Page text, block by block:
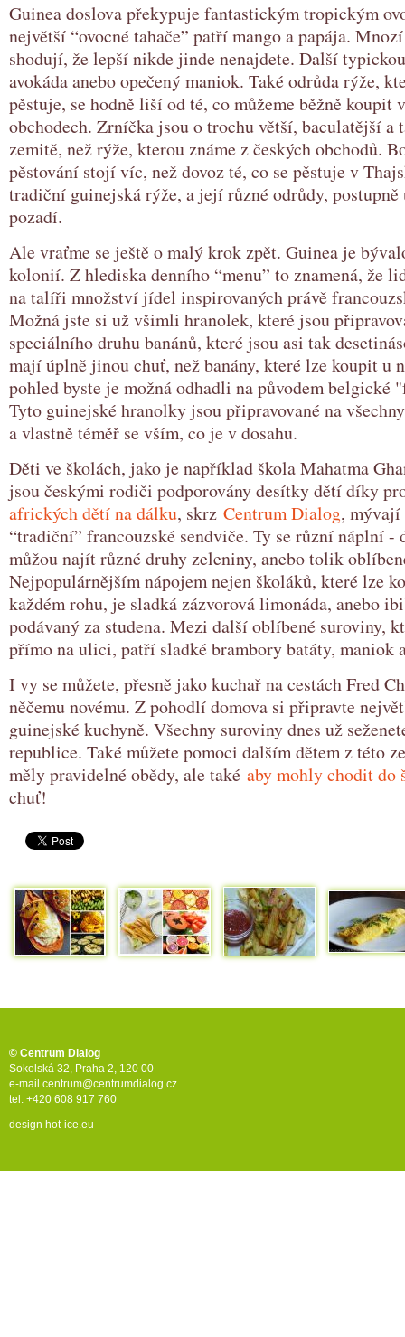
Guinea doslova překypuje fantastickým tropickým
největší “ovocné tahače” patří mango a papája.
shodují, že lepší nikde jinde nenajdete. Další
avokáda anebo opečený maniok. Také odrůda rýže,
pěstuje, se hodně liší od té, co můžeme běžně koupit
obchodech. Zrníčka jsou o trochu větší, baculatější a
zemitě, než rýže, kterou známe z českých obchodů.
pěstování stojí víc, než dovoz té, co se pěstuje v
tradiční guinejská rýže, a její různé odrůdy, postupně
pozadí.
Ale vraťme se ještě o malý krok zpět. Guinea je
kolonií. Z hlediska denního “menu” to znamená, že
na talíři množství jídel inspirovaných právě
Možná jste si už všimli hranolek, které jsou
speciálního druhu banánů, které jsou asi tak
mají úplně jinou chuť, než banány, které lze koupit u
pohled byste je možná odhadli na původem belgické
Tyto guinejské hranolky jsou připravované na
a vlastně téměř se vším, co je v dosahu.
Děti ve školách, jako je například škola Mahatma
jsou českými rodiči podporovány desítky dětí díky
afrických dětí na dálku, skrz Centrum Dialog, mývají
“tradiční” francouzské sendviče. Ty se různí náplní -
můžou najít různé druhy zeleniny, anebo tolik
Nejpopulárnějším nápojem nejen školáků, které lze
každém rohu, je sladká zázvorová limonáda, anebo
podávaný za studena. Mezi další oblíbené suroviny,
přímo na ulici, patří sladké brambory batáty, maniok
I vy se můžete, přesně jako kuchař na cestách Fred
něčemu novému. Z pohodlí domova si připravte
guinejské kuchyně. Všechny suroviny dnes už
republice. Také můžete pomoci dalším dětem z této
měly pravidelné obědy, ale také aby mohly chodit do
chuť!
© Centrum Dialog
Sokolská 32, Praha 2, 120 00
e-mail centrum@centrumdialog.cz
tel. +420 608 917 760
design hot-ice.eu